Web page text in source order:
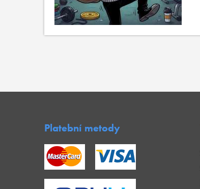
Platební metody